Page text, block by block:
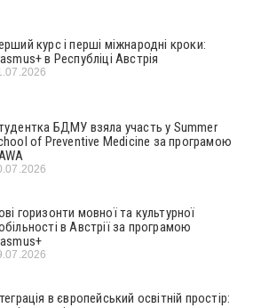
курс і перші міжнародні кроки:
в Республіці Австрія
БДМУ взяла участь у Summer
of Preventive Medicine за програмою
горизонти мовної та культурної
в Австрії за програмою
в європейський освітній простір: